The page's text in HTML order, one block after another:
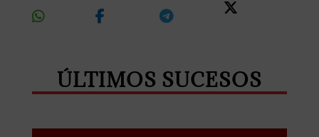
ÚLTIMOS SUCESOS